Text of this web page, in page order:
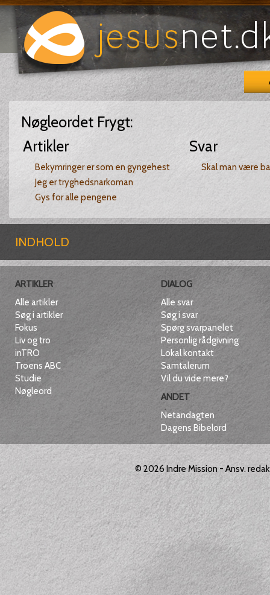
Nøgleordet Frygt:
Artikler
Bekymringer er som en gyngehest
Jeg er tryghedsnarkoman
Gys for alle pengene
Svar
Skal man være
INDHOLD
ARTIKLER
Alle artikler
Søg i artikler
Fokus
Liv og tro
inTRO
Troens ABC
Studie
Nøgleord
DIALOG
Alle svar
Søg i svar
Spørg svarpanelet
Personlig rådgivning
Lokal kontakt
Samtalerum
Vil du vide mere?
ANDET
Netandagten
Dagens Bibelord
© 2026Indre Mission- Ansv.